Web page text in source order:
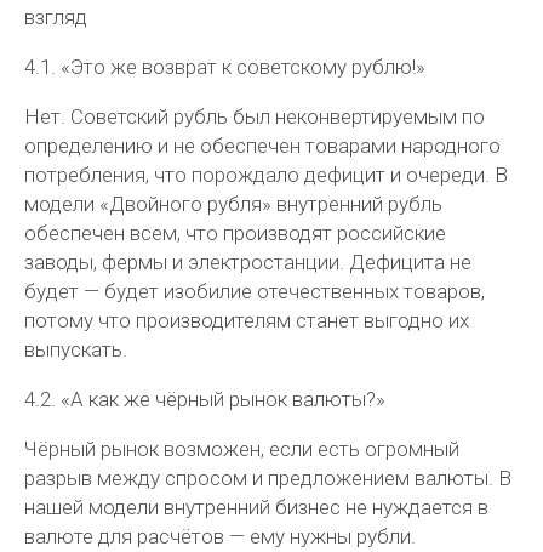
взгляд
4.1. «Это же возврат к советскому рублю!»
Нет. Советский рубль был неконвертируемым по
определению и не обеспечен товарами народного
потребления, что порождало дефицит и очереди. В
модели «Двойного рубля» внутренний рубль
обеспечен всем, что производят российские
заводы, фермы и электростанции. Дефицита не
будет — будет изобилие отечественных товаров,
потому что производителям станет выгодно их
выпускать.
4.2. «А как же чёрный рынок валюты?»
Чёрный рынок возможен, если есть огромный
разрыв между спросом и предложением валюты. В
нашей модели внутренний бизнес не нуждается в
валюте для расчётов — ему нужны рубли.